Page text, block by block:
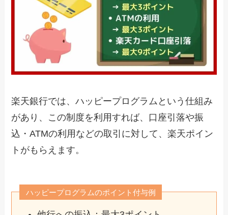
楽天銀行では、ハッピープログラムという仕組み
があり、この制度を利用すれば、口座引落や振
込・ATMの利用などの取引に対して、楽天ポイン
トがもらえます。
ハッピープログラムのポイント付与例